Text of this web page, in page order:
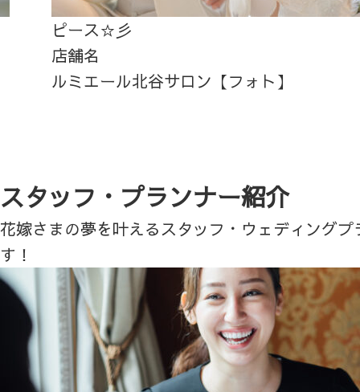
ピース☆彡
店舗名
ルミエール北谷サロン【フォト】
スタッフ・プランナー紹介
花嫁さまの夢を叶えるスタッフ・ウェディング
す！